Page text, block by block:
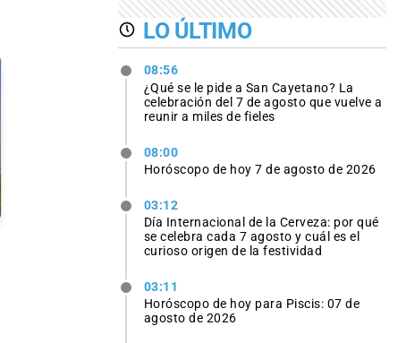
LO ÚLTIMO
08:56
¿Qué se le pide a San Cayetano? La
celebración del 7 de agosto que vuelve a
reunir a miles de fieles
08:00
Horóscopo de hoy 7 de agosto de 2026
03:12
Día Internacional de la Cerveza: por qué
se celebra cada 7 agosto y cuál es el
curioso origen de la festividad
03:11
Horóscopo de hoy para Piscis: 07 de
agosto de 2026